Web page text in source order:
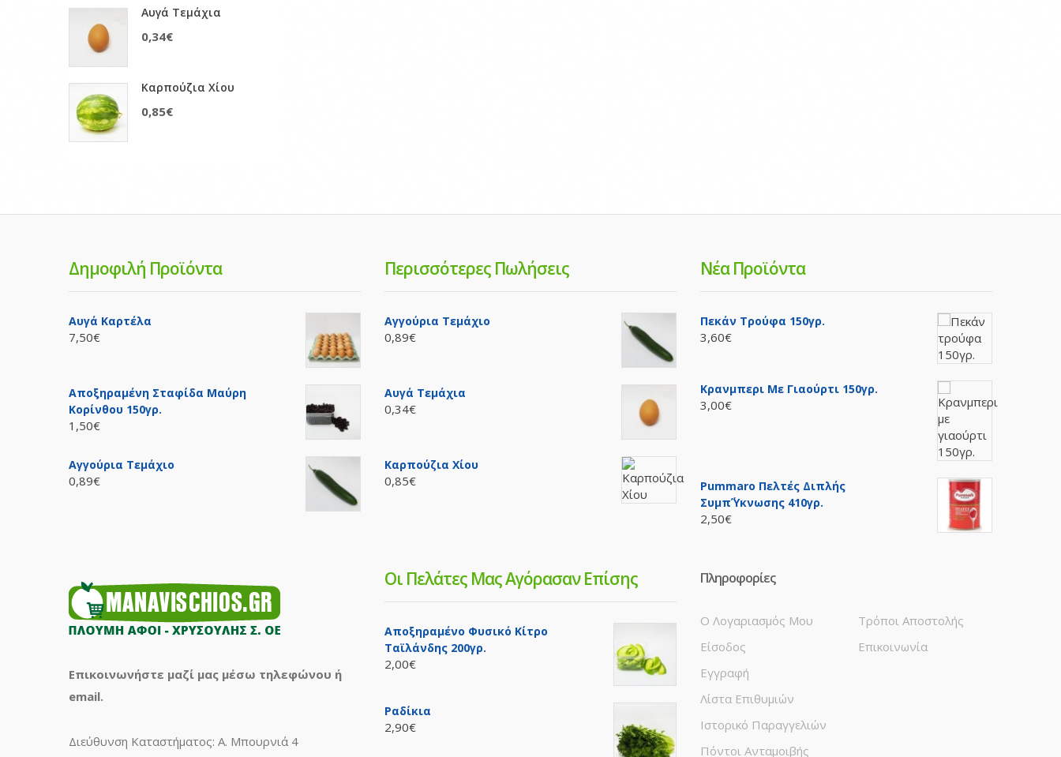
Αυγά Τεμάχια
0,34€
Καρπούζια Χίου
0,85€
Δημοφιλή Προϊόντα
Αυγά Καρτέλα
7,50€
Αποξηραμένη Σταφίδα Μαύρη
Κορίνθου 150γρ.
1,50€
Αγγούρια Τεμάχιο
0,89€
Περισσότερες Πωλήσεις
Αγγούρια Τεμάχιο
0,89€
Αυγά Τεμάχια
0,34€
Καρπούζια Χίου
0,85€
Νέα Προϊόντα
Πεκάν Τρούφα 150γρ.
3,60€
Κρανμπερι Με Γιαούρτι 150γρ.
3,00€
Pummaro Πελτές Διπλής
Συμπ΄ύκνωσης 410γρ.
2,50€
Επικοινωνήστε μαζί μας μέσω τηλεφώνου ή
email.
Διεύθυνση Καταστήματος: Α. Μπουρνιά 4
Οι Πελάτες Μας Αγόρασαν Επίσης
Αποξηραμένο Φυσικό Κίτρο
Ταϊλάνδης 200γρ.
2,00€
Ραδίκια
2,90€
Πληροφορίες
Ο Λογαριασμός Μου
Είσοδος
Εγγραφή
Λίστα Επιθυμιών
Ιστορικό Παραγγελιών
Πόντοι Ανταμοιβής
Τρόποι Αποστολής
Επικοινωνία